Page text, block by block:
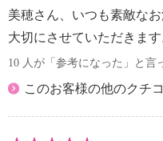
美穂さん、いつも素敵な
大切にさせていただきます
10 人が「参考になった」と言
このお客様の他のクチ